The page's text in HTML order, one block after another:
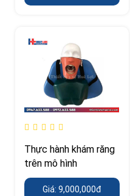
Thực hành khám răng
trên mô hình
Giá: 9,000,000đ